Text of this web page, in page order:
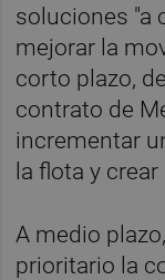
soluciones "a
mejorar la
corto plazo,
contrato de
incrementar
la flota y
A medio
prioritario la